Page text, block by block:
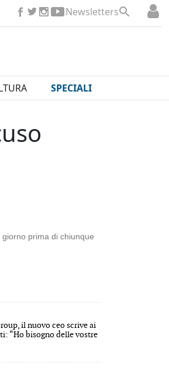
Newsletters
SPECIALI
prima di chiunque
il nuovo ceo scrive ai
“Ho bisogno delle vostre